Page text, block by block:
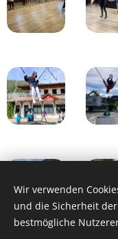
Wir verwenden
und die Sicherheit
bestmögliche